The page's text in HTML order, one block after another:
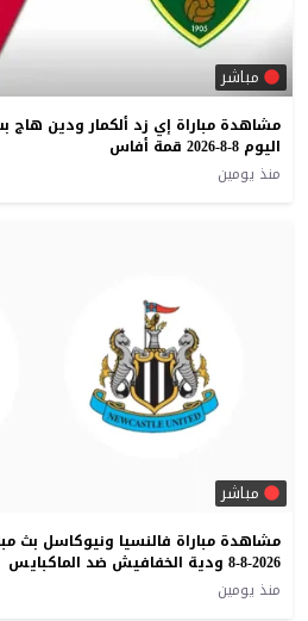
مباشر
مشاهدة مباراة إي زد ألكمار ودين هاج
اليوم 8-8-2026 قمة أفاس
منذ يومين
مباشر
مشاهدة مباراة فالنسيا ونيوكاسل بث
8-8-2026 ودية الخفافيش ضد الماكبايس
منذ يومين